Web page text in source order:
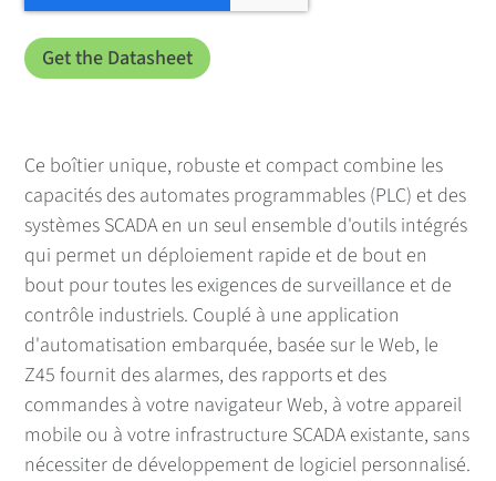
Ce boîtier unique, robuste et compact combine les
capacités des automates programmables (PLC) et des
systèmes SCADA en un seul ensemble d'outils intégrés
qui permet un déploiement rapide et de bout en
bout pour toutes les exigences de surveillance et de
contrôle industriels. Couplé à une application
d'automatisation embarquée, basée sur le Web, le
Z45 fournit des alarmes, des rapports et des
commandes à votre navigateur Web, à votre appareil
mobile ou à votre infrastructure SCADA existante, sans
nécessiter de développement de logiciel personnalisé.